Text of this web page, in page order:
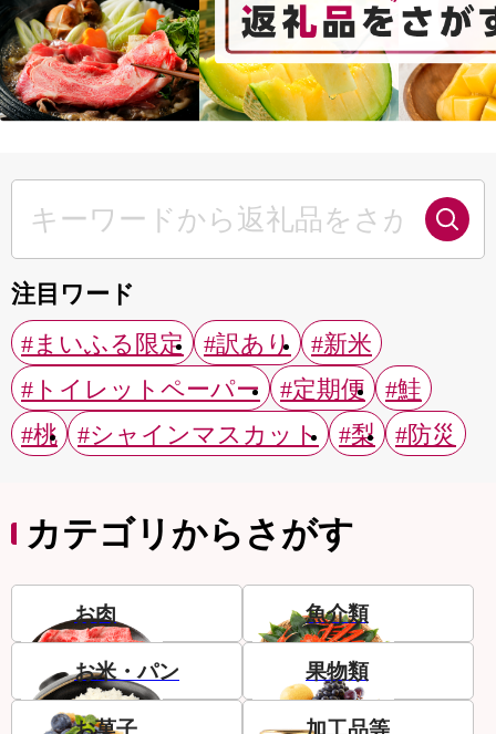
注目ワード
#まいふる限定
#訳あり
#新米
#トイレットペーパー
#定期便
#鮭
#桃
#シャインマスカット #梨 #防災
カテゴリからさがす
お肉 魚介類
お米・パン 果物類
お菓子 加工品等